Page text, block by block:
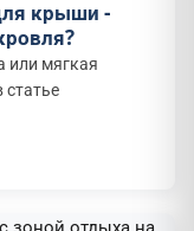
крыши -
или мягкая